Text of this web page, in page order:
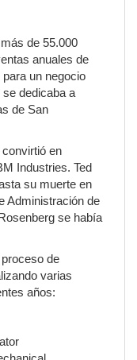
de 55.000
anuales de
un negocio
dedicaba a
de San
en
Industries. Ted
su muerte en
Administración de
se había
de
varias
años: